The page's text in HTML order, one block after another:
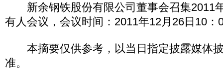
新余钢铁股份有限公司董事会召集2011年
有人会议，会议时间：2011年12月26日10：
本摘要仅供参考，以当日指定披露媒体
准。